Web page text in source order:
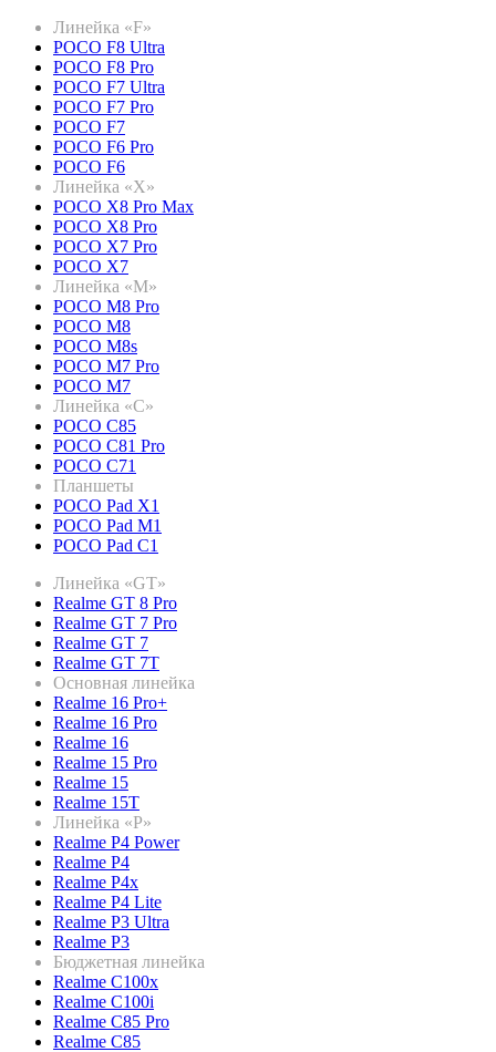
Линейка «F»
POCO F8 Ultra
POCO F8 Pro
POCO F7 Ultra
POCO F7 Pro
POCO F7
POCO F6 Pro
POCO F6
Линейка «X»
POCO X8 Pro Max
POCO X8 Pro
POCO X7 Pro
POCO X7
Линейка «M»
POCO M8 Pro
POCO M8
POCO M8s
POCO M7 Pro
POCO M7
Линейка «C»
POCO C85
POCO C81 Pro
POCO C71
Планшеты
POCO Pad X1
POCO Pad M1
POCO Pad C1
Линейка «GT»
Realme GT 8 Pro
Realme GT 7 Pro
Realme GT 7
Realme GT 7T
Основная линейка
Realme 16 Pro+
Realme 16 Pro
Realme 16
Realme 15 Pro
Realme 15
Realme 15T
Линейка «P»
Realme P4 Power
Realme P4
Realme P4x
Realme P4 Lite
Realme P3 Ultra
Realme P3
Бюджетная линейка
Realme C100x
Realme C100i
Realme C85 Pro
Realme C85